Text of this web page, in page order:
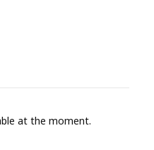
at the moment.